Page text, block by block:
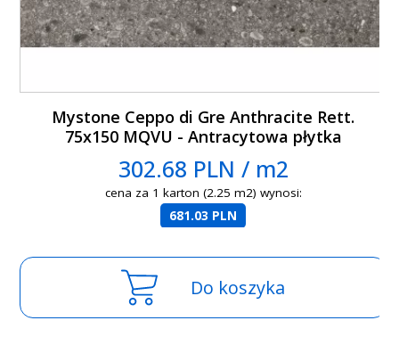
Mystone Ceppo di Gre Anthracite Rett.
75x150 MQVU - Antracytowa płytka
gresowa imitująca lastryko
302.68 PLN / m2
cena za 1 karton (2.25 m2) wynosi:
681.03 PLN
Do koszyka